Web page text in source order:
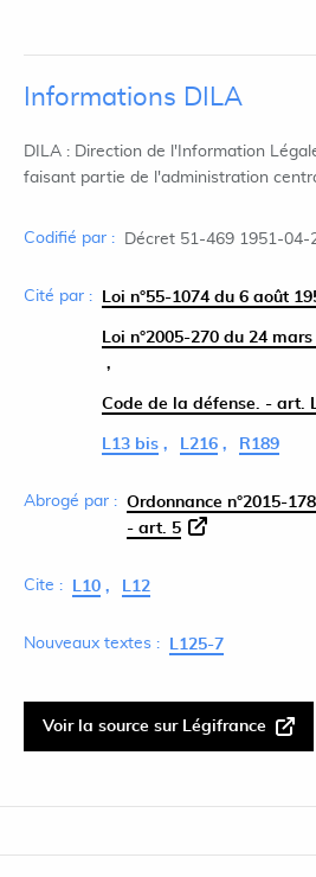
Informations DILA
DILA : Direction de l'Information
faisant partie de l'administration
Codifié par : Décret 51-469 1951-04-
Cité par : Loi n°55-1074 du 6 août
Loi n°2005-270 du 24
Code de la défense. - art.
L13 bis L216 R189
Abrogé par : Ordonnance n°2015-
- art. 5
Cite : L10 L12
Nouveaux textes : L125-7
Voir la source sur Légifrance